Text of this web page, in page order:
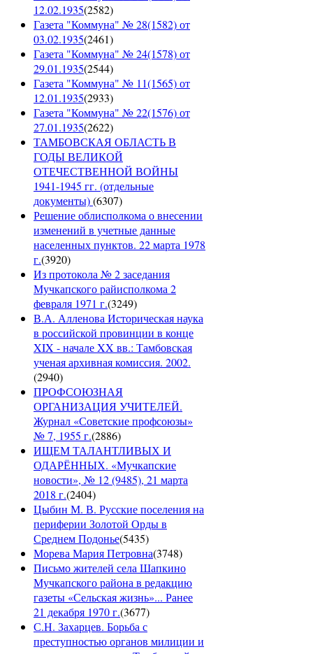
12.02.1935(2582)
Газета "Коммуна" № 28(1582) от
03.02.1935(2461)
Газета "Коммуна" № 24(1578) от
29.01.1935(2544)
Газета "Коммуна" № 11(1565) от
12.01.1935(2933)
Газета "Коммуна" № 22(1576) от
27.01.1935(2622)
ТАМБОВСКАЯ ОБЛАСТЬ В
ГОДЫ ВЕЛИКОЙ
ОТЕЧЕСТВЕННОЙ ВОЙНЫ
1941-1945 гг. (отдельные
документы)(6307)
Решение облисполкома о внесении
изменений в учетные данные
населенных пунктов. 22 марта 1978
г.(3920)
Из протокола № 2 заседания
Мучкапского райисполкома 2
февраля 1971 г.(3249)
В.А. Алленова Историческая наука
в российской провинции в конце
XIX - начале XX вв.: Тамбовская
ученая архивная комиссия. 2002.
(2940)
ПРОФСОЮЗНАЯ
ОРГАНИЗАЦИЯ УЧИТЕЛЕЙ.
Журнал «Советские профсоюзы»
№ 7, 1955 г.(2886)
ИЩЕМ ТАЛАНТЛИВЫХ И
ОДАРЁННЫХ. «Мучкапские
новости», № 12 (9485), 21 марта
2018 г.(2404)
Цыбин М. В. Русские поселения на
периферии Золотой Орды в
Среднем Подонье(5435)
Морева Мария Петровна(3748)
Письмо жителей села Шапкино
Мучкапского района в редакцию
газеты «Сельская жизнь»... Ранее
21 декабря 1970 г.(3677)
С.Н. Захарцев. Борьба с
преступностью органов милиции и